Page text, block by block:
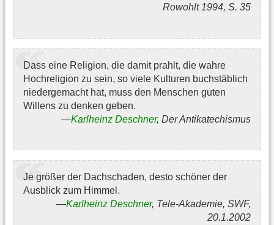
Rowohlt 1994, S. 35
Dass eine Religion, die damit prahlt, die wahre
Hochreligion zu sein, so viele Kulturen buchstäblich
niedergemacht hat, muss den Menschen guten
Willens zu denken geben.
Karlheinz Deschner, Der Antikatechismus
Je größer der Dachschaden, desto schöner der
Ausblick zum Himmel.
Karlheinz Deschner, Tele-Akademie, SWF,
20.1.2002